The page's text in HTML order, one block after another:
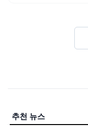
추천 뉴스